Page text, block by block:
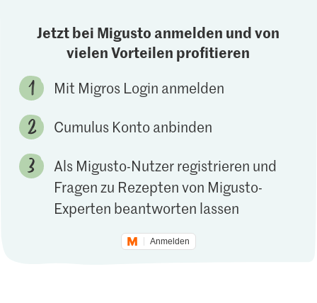
Jetzt bei Migusto anmelden und von
vielen Vorteilen profitieren
Mit Migros Login anmelden
Cumulus Konto anbinden
Als Migusto-Nutzer registrieren und
Fragen zu Rezepten von Migusto-
Experten beantworten lassen
Anmelden